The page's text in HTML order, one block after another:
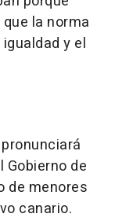
la norma
y el
de
de menores
canario.